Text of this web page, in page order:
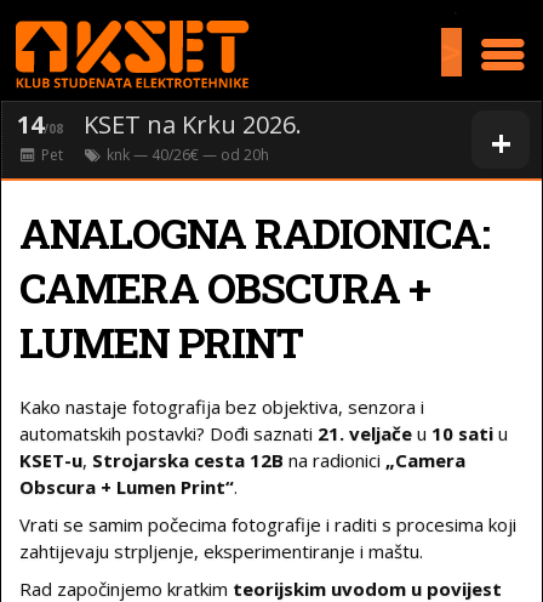
+
14/08 KSET na Krku 2026.
Pet knk— 40/26€ — od 20h
ANALOGNA RADIONICA:
CAMERA OBSCURA +
LUMEN PRINT
Kako nastaje fotografija bez objektiva, senzora i
automatskih postavki? Dođi saznati 21. veljače u 10 sati u
KSET-u, Strojarska cesta 12B na radionici „Camera
Obscura + Lumen Print“.
Vrati se samim počecima fotografije i raditi s procesima koji
zahtijevaju strpljenje, eksperimentiranje i maštu.
Rad započinjemo kratkim teorijskim uvodom u povijest